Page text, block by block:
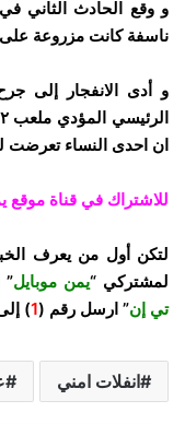
و وقع الحادث الثاني
ناسفة كانت مزروعة
و أدى الانفجار إلى
ان احدى النساء تعرضت
للاشتراك في قناة موقع
لتكن أول من يعرف
لمشتركي “يمن موبايل”
تي إن” ارسل رقم (1
)
انفلات امني